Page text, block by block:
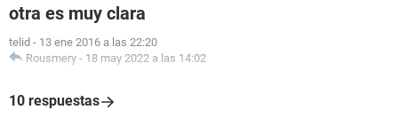
otra es muy clara
telid - 13 ene 2016 a las 22:20
Rousmery - 18 may 2022 a las 14:02
10 respuestas